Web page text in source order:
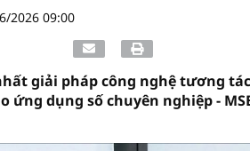
2026 09:00
giải pháp công nghệ tương
ứng dụng số chuyên nghiệp -